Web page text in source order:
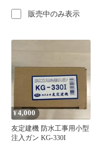
販売中のみ表示
¥4,000
友定建機 防水工事用小型
注入ガン KG-330I